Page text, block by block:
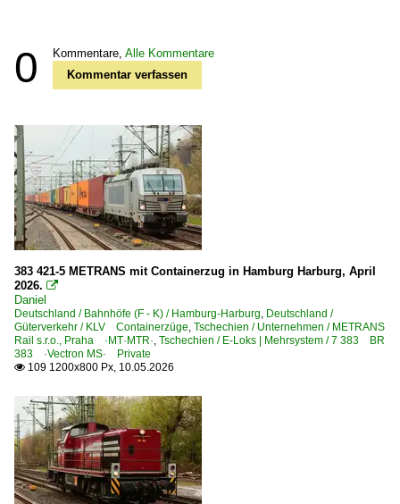
0 Kommentare, Alle Kommentare
Kommentar verfassen
383 421-5 METRANS mit Containerzug in Hamburg Harburg, April
2026. 
Daniel
Deutschland / Bahnhöfe (F - K) / Hamburg-Harburg, Deutschland /
Güterverkehr / KLV Containerzüge, Tschechien / Unternehmen / METRANS
Rail s.r.o., Praha ·MT·MTR·, Tschechien / E-Loks | Mehrsystem / 7 383 BR
383 ·Vectron MS· Private
 109 1200x800 Px, 10.05.2026